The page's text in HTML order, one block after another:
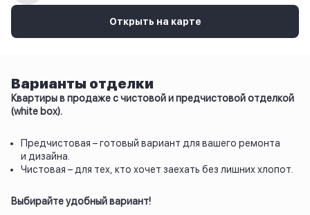
Открыть на карте
Варианты отделки
Квартиры в продаже с чистовой и предчистовой отделкой
(white box).
Предчистовая – готовый вариант для вашего ремонта
и дизайна.
Чистовая – для тех, кто хочет заехать без лишних хлопот.
Выбирайте удобный вариант!